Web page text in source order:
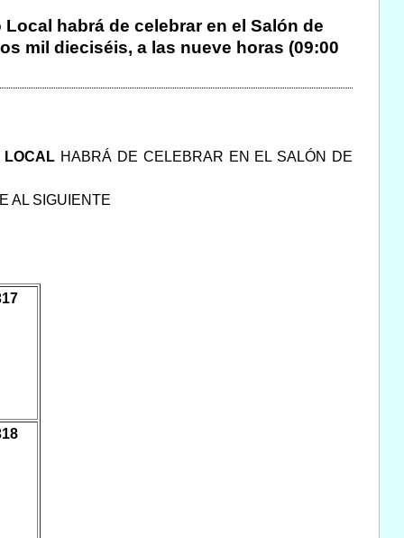
habrá de celebrar en el Salón de
mil dieciséis, a las nueve horas (09:00
LOCAL HABRÁ DE CELEBRAR EN EL SALÓN DE
AL SIGUIENTE